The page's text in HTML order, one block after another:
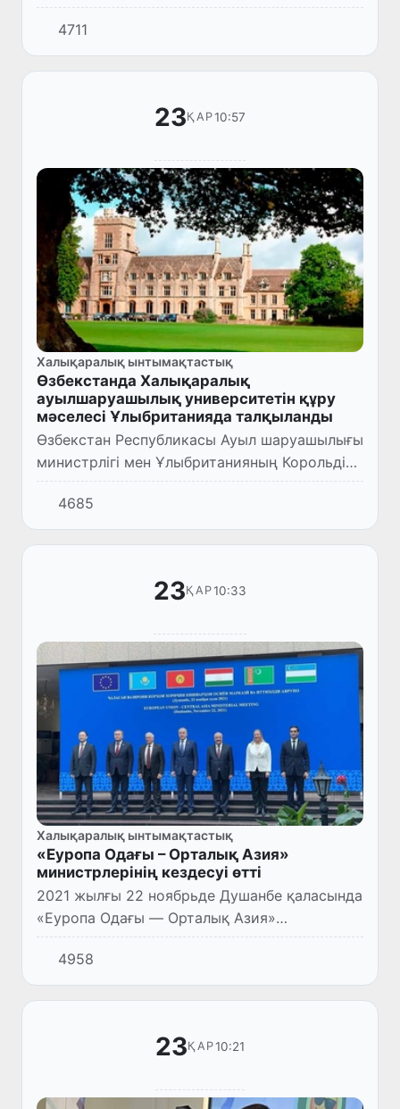
мамандардың Германияға жұмыс сапары
ұйымдастырылды.
4711
23ҚАР10:57
Халықаралық ынтымақтастық
Өзбекстанда Халықаралық
ауылшаруашылық университетін құру
мәселесі Ұлыбританияда талқыланды
Өзбекстан Республикасы Ауыл шаруашылығы
министрлігі мен Ұлыбританияның Корольдік
аграрлық университеті жаңадан құрылатын
Халықаралық ауылшаруашылық
университетінің оқу бағдарламала...
4685
23ҚАР10:33
Халықаралық ынтымақтастық
«Еуропа Одағы – Орталық Азия»
министрлерінің кездесуі өтті
2021 жылғы 22 ноябрьде Душанбе қаласында
«Еуропа Одағы — Орталық Азия»
формасындағы 17-министрлер кездесуі өтті.
4958
23ҚАР10:21